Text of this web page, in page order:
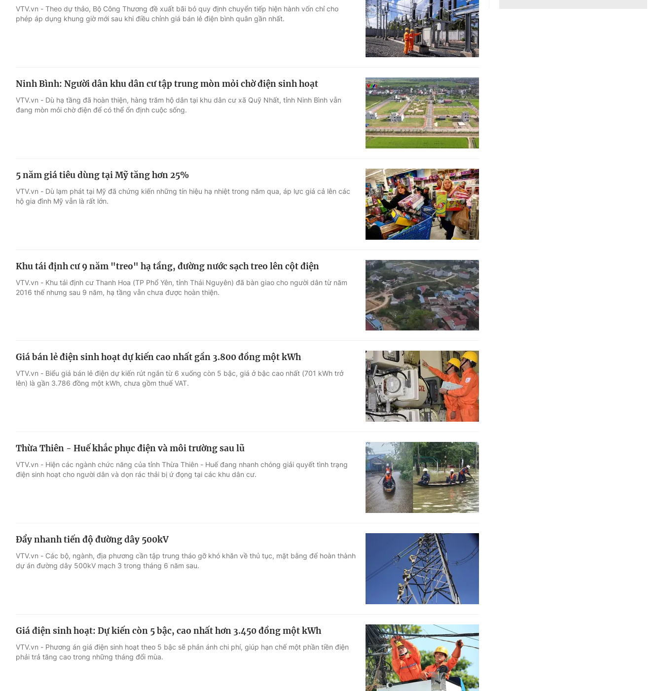
VTV.vn - Theo dự thảo, Bộ Công Thương đề xuất bãi bỏ quy định chuyển tiếp hiện hành vốn chỉ cho
phép áp dụng khung giờ mới sau khi điều chỉnh giá bán lẻ điện bình quân gần nhất.
Ninh Bình: Người dân khu dân cư tập trung mòn mỏi chờ điện sinh hoạt
VTV.vn - Dù hạ tầng đã hoàn thiện, hàng trăm hộ dân tại khu dân cư xã Quỹ Nhất, tỉnh Ninh Bình vẫn
đang mòn mỏi chờ điện để có thể ổn định cuộc sống.
5 năm giá tiêu dùng tại Mỹ tăng hơn 25%
VTV.vn - Dù lạm phát tại Mỹ đã chứng kiến những tín hiệu hạ nhiệt trong năm qua, áp lực giá cả lên các
hộ gia đình Mỹ vẫn là rất lớn.
Khu tái định cư 9 năm "treo" hạ tầng, đường nước sạch treo lên cột điện
VTV.vn - Khu tái định cư Thanh Hoa (TP Phổ Yên, tỉnh Thái Nguyên) đã bàn giao cho người dân từ năm
2016 thế nhưng sau 9 năm, hạ tầng vẫn chưa được hoàn thiện.
Giá bán lẻ điện sinh hoạt dự kiến cao nhất gần 3.800 đồng một kWh
VTV.vn - Biểu giá bán lẻ điện dự kiến rút ngắn từ 6 xuống còn 5 bậc, giá ở bậc cao nhất (701 kWh trở
lên) là gần 3.786 đồng một kWh, chưa gồm thuế VAT.
Thừa Thiên - Huế khắc phục điện và môi trường sau lũ
VTV.vn - Hiện các ngành chức năng của tỉnh Thừa Thiên - Huế đang nhanh chóng giải quyết tình trạng
điện sinh hoạt cho người dân và dọn rác thải bị ứ đọng tại các khu dân cư.
Đẩy nhanh tiến độ đường dây 500kV
VTV.vn - Các bộ, ngành, địa phương cần tập trung tháo gỡ khó khăn về thủ tục, mặt bằng để hoàn thành
dự án đường dây 500kV mạch 3 trong tháng 6 năm sau.
Giá điện sinh hoạt: Dự kiến còn 5 bậc, cao nhất hơn 3.450 đồng một kWh
VTV.vn - Phương án giá điện sinh hoạt theo 5 bậc sẽ phản ánh chi phí, giúp hạn chế một phần tiền điện
phải trả tăng cao trong những tháng đổi mùa.